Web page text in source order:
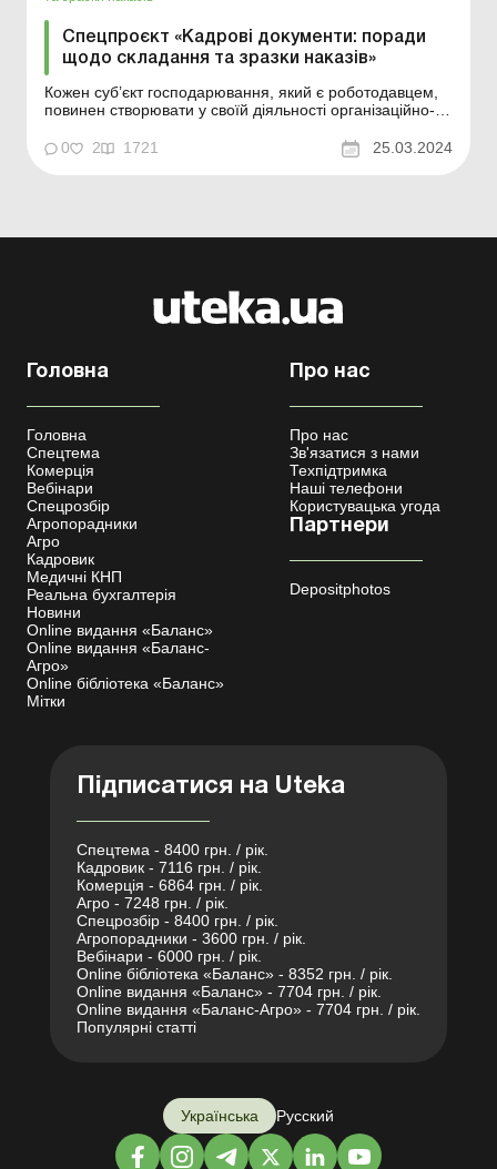
Спецпроєкт «Кадрові документи: поради
щодо складання та зразки наказів»
Кожен суб’єкт господарювання, який є роботодавцем,
повинен створювати у своїй діяльності організаційно-
юридичних осіб, і фізичних осіб –підприємців та
передбачена багатьма нормативно-правовими актами,
0 2 1721 25.03.2024
Головна
Головна
Спецтема
Комерція
Вебінари
Спецрозбір
Агропорадники
Агро
Кадровик
Медичні КНП
Реальна бухгалтерія
Новини
Online видання «Баланс»
Online видання «Баланс-
Агро»
Online бібліотека «Баланс»
Мітки
Про нас
Про нас
Зв'язатися з нами
Техпідтримка
Наші телефони
Користувацька угода
Партнери
Depositphotos
Підписатися на Uteka
Спецтема - 8400 грн. / рік.
Кадровик - 7116 грн. / рік.
Комерція - 6864 грн. / рік.
Агро - 7248 грн. / рік.
Спецрозбір - 8400 грн. / рік.
Агропорадники - 3600 грн. / рік.
Вебінари - 6000 грн. / рік.
Online бібліотека «Баланс» - 8352 грн. / рік.
Online видання «Баланс» - 7704 грн. / рік.
Online видання «Баланс-Агро» - 7704 грн. / рік.
Популярні статті
Українська Русский